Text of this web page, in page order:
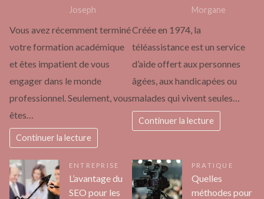
Joseph
Vous avez récemment terminé
votre formation académique
et êtes impatient de vous
engager dans le monde
professionnel. Seulement, vous
êtes…
Continuer la lecture
Morgane
Créée en 1974, la
téléassistance est un service
d’aide offert aux personnes
âgées, aux handicapées ou
malades qui vivent seules…
Continuer la lecture
ENTREPRISE
L’avantage du
SEO pour les
PRATIQUE
Quelles
méthodes pour